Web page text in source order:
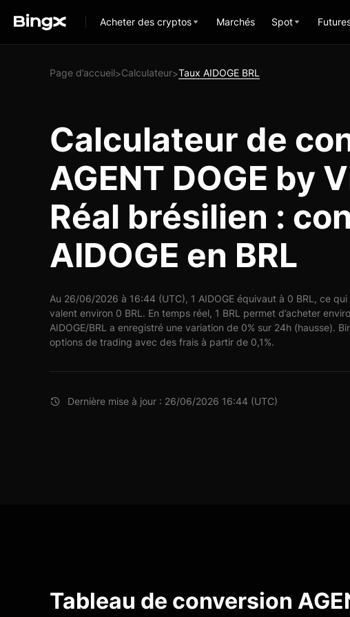
Acheter des cryptos Marchés Spot
Page d’accueil>Calculateur>Taux AIDOGE BRL
Calculateur de
AGENT DOGE by
Réal brésilien :
AIDOGE en BRL
Au 26/06/2026 à 16:44 (UTC), 1 AIDOGE équivaut à 0 BRL, ce
valent environ 0 BRL. En temps réel, 1 BRL permet d’acheter
AIDOGE/BRL a enregistré une variation de 0% sur 24h (hausse).
options de trading avec des frais à partir de 0,1%.
Dernière mise à jour : 26/06/2026 16:44 (UTC)
Tableau de conversion